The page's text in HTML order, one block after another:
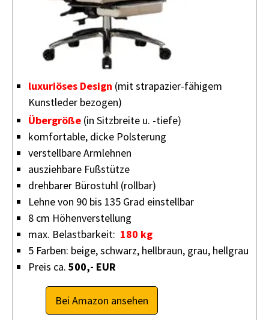
luxuriöses Design (mit strapazier-fähigem
Kunstleder bezogen)
Übergröße (in Sitzbreite u. -tiefe)
komfortable, dicke Polsterung
verstellbare Armlehnen
ausziehbare Fußstütze
drehbarer Bürostuhl (rollbar)
Lehne von 90 bis 135 Grad einstellbar
8 cm Höhenverstellung
max. Belastbarkeit: 180 kg
5 Farben: beige, schwarz, hellbraun, grau, hellgrau
Preis ca. 500,- EUR
Bei Amazon ansehen